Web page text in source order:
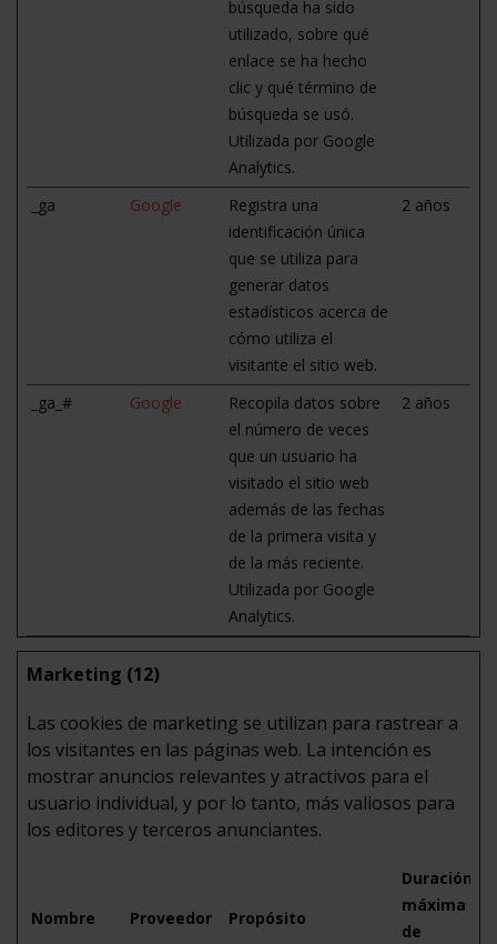
búsqueda ha sido
utilizado, sobre qué
enlace se ha hecho
clic y qué término de
búsqueda se usó.
Utilizada por Google
Analytics.
_ga
Google
Registra una
identificación única
que se utiliza para
generar datos
estadísticos acerca de
cómo utiliza el
visitante el sitio web.
2 años
_ga_# Google
Recopila datos sobre
el número de veces
que un usuario ha
visitado el sitio web
además de las fechas
de la primera visita y
de la más reciente.
Utilizada por Google
Analytics.
2 años
Marketing (12)
Las cookies de marketing se utilizan para rastrear a
los visitantes en las páginas web. La intención es
mostrar anuncios relevantes y atractivos para el
usuario individual, y por lo tanto, más valiosos para
los editores y terceros anunciantes.
Nombre Proveedor Propósito
Duración
máxima
de